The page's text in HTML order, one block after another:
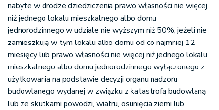
nabyte w drodze dziedziczenia prawo własności nie więcej
niż jednego lokalu mieszkalnego albo domu
jednorodzinnego w udziale nie wyższym niż 50%, jeżeli nie
zamieszkują w tym lokalu albo domu od co najmniej 12
miesięcy lub prawo własności nie więcej niż jednego lokalu
mieszkalnego albo domu jednorodzinnego wyłączonego z
użytkowania na podstawie decyzji organu nadzoru
budowlanego wydanej w związku z katastrofą budowlaną
lub ze skutkami powodzi, wiatru, osunięcia ziemi lub